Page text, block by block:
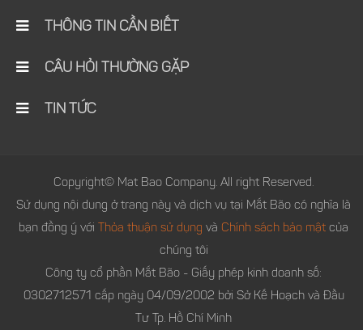
THÔNG TIN CẦN BIẾT
CÂU HỎI THƯỜNG GẶP
TIN TỨC
Copyright© Mat Bao Company. All right Reserved.
Sử dụng nội dung ở trang này và dịch vụ tại Mắt Bão có nghĩa là
bạn đồng ý với
Thỏa thuận sử dụng và Chính sách bảo mật của
chúng tôi
Công ty cổ phần Mắt Bão - Giấy phép kinh doanh số:
0302712571 cấp ngày 04/09/2002 bởi Sở Kế Hoạch và Đầu
Tư Tp. Hồ Chí Minh